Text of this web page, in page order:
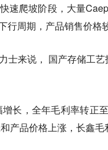
速爬坡阶段，大量
周期，产品销售价格
士来说， 国产存储工
长，全年毛利率转正
产品价格上涨，长鑫